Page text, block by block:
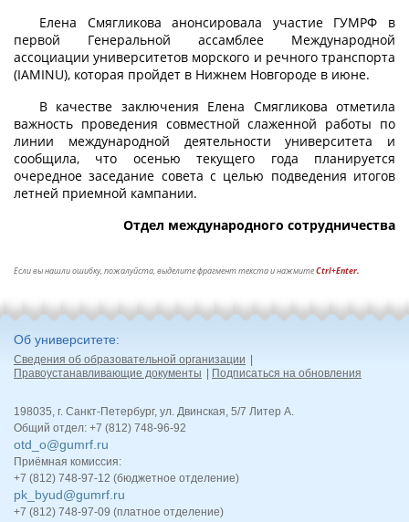
Елена Смягликова анонсировала участие ГУМРФ в
первой Генеральной ассамблее Международной
ассоциации университетов морского и речного транспорта
(IAMINU), которая пройдет в Нижнем Новгороде в июне.
В качестве заключения Елена Смягликова отметила
важность проведения совместной слаженной работы по
линии международной деятельности университета и
сообщила, что осенью текущего года планируется
очередное заседание совета с целью подведения итогов
летней приемной кампании.
Отдел международного сотрудничества
Если вы нашли ошибку, пожалуйста, выделите фрагмент текста и нажмитеCtrl+Enter.
Об университете
Сведения об образовательной организации
Правоустанавливающие документы
Подписаться на обновления
198035, г. Санкт-Петербург, ул. Двинская, 5/7 Литер А.
Общий отдел: +7 (812) 748-96-92
otd_o@gumrf.ru
Приёмная комиссия:
+7 (812) 748-97-12 (бюджетное отделение)
pk_byud@gumrf.ru
+7 (812) 748-97-09 (платное отделение)